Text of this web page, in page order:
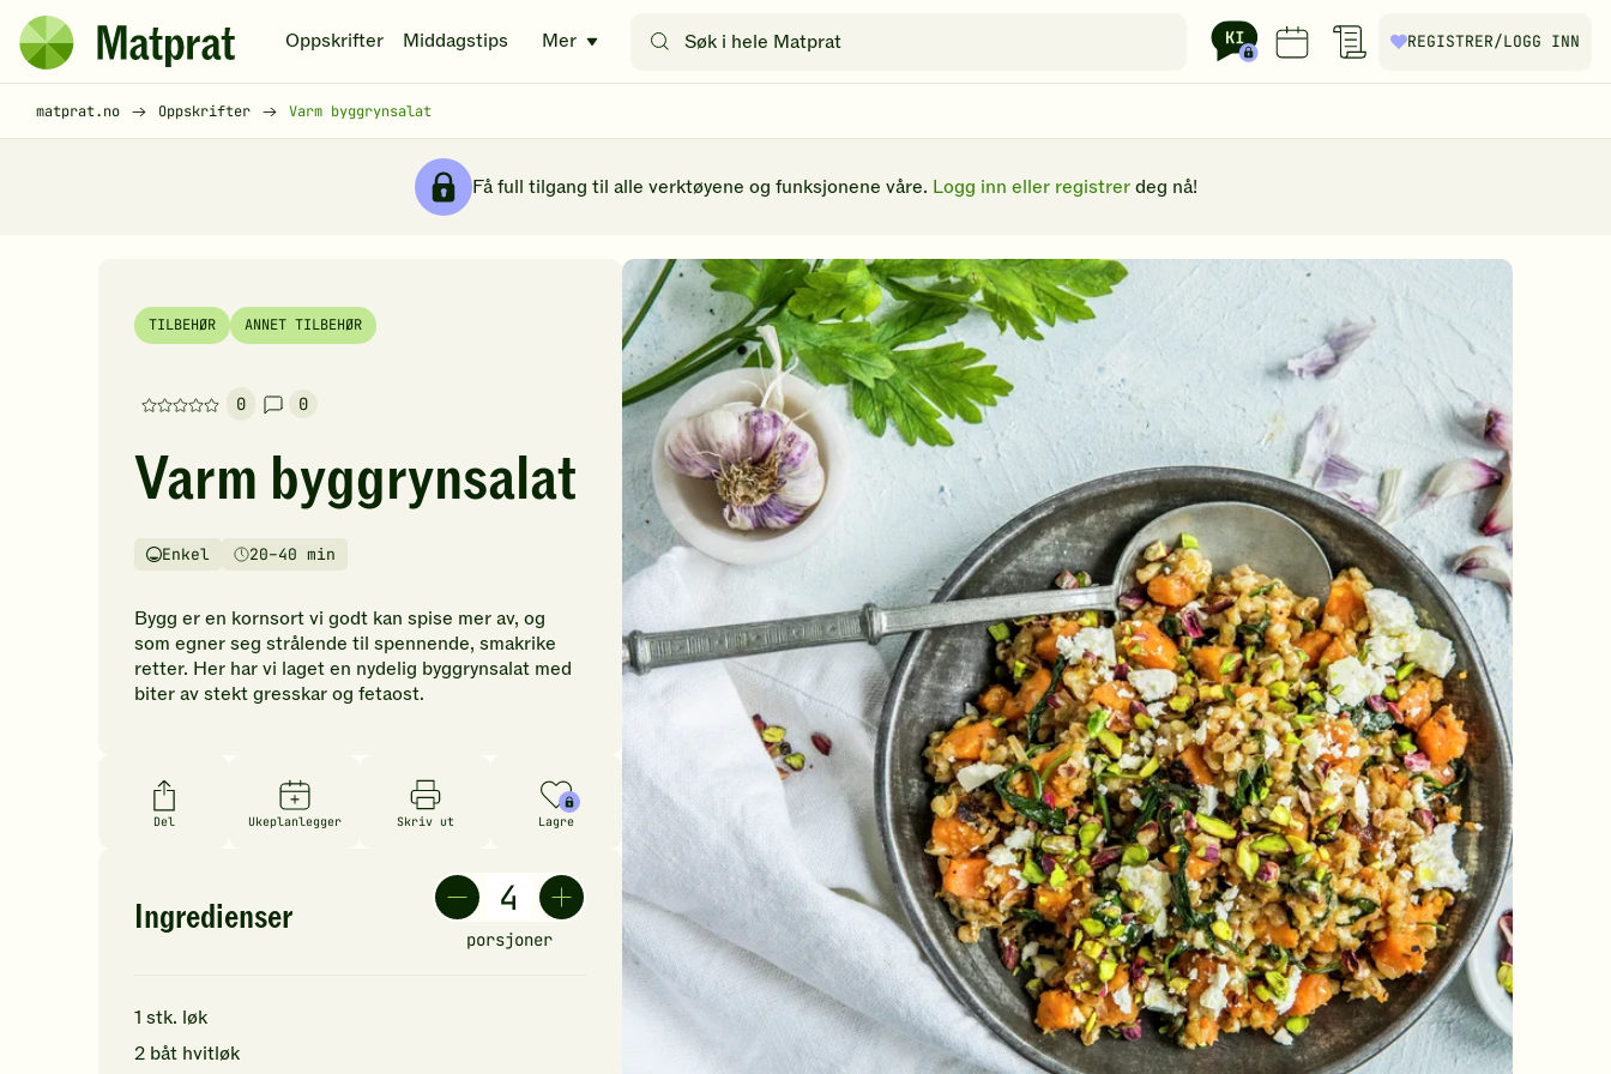
Hopp til hovedinnhold
Matprat
hjemmeside
Oppskrifter Middagstips Mer
etter
REGISTRER/LOGG INN
matprat.no Oppskrifter Varm byggrynsalat
Få full tilgang til alle verktøyene og funksjonene våre. Logg inn eller registrer deg nå!
TILBEHØR ANNET TILBEHØR
0
Denne
har
foreløpig
vurderinger.
første
til
å
vurdere
0
Varm byggrynsalat
Vanskelighetsgrad
Enkel
Tilberedningstid20–40 min
Bygg er en kornsort vi godt kan spise mer av, og
som egner seg strålende til spennende, smakrike
retter. Her har vi laget en nydelig byggrynsalat med
biter av stekt gresskar og fetaost.
Del Ukeplanlegger Skriv ut Lagre
Ingredienser
porsjoner
1 stk. løk
2 båt hvitløk